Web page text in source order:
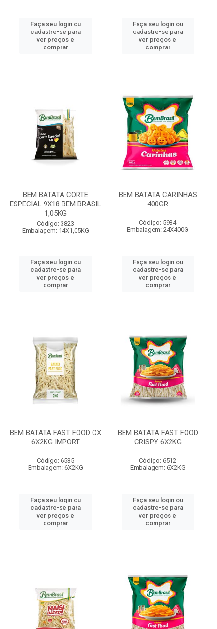
Faça seu login ou
cadastre-se para
ver preços e
comprar
Faça seu login ou
cadastre-se para
ver preços e
comprar
BEM BATATA CORTE
ESPECIAL 9X18 BEM BRASIL
1,05KG
Código: 3823
Embalagem: 14X1,05KG
Faça seu login ou
cadastre-se para
ver preços e
comprar
BEM BATATA CARINHAS
400GR
Código: 5934
Embalagem: 24X400G
Faça seu login ou
cadastre-se para
ver preços e
comprar
BEM BATATA FAST FOOD CX
6X2KG IMPORT
Código: 6535
Embalagem: 6X2KG
Faça seu login ou
cadastre-se para
ver preços e
comprar
BEM BATATA FAST FOOD
CRISPY 6X2KG
Código: 6512
Embalagem: 6X2KG
Faça seu login ou
cadastre-se para
ver preços e
comprar